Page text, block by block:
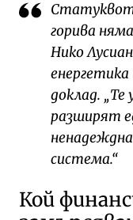
горива
Нико
доклад. „Те
разширят
ненадеждна
система.“
Кой